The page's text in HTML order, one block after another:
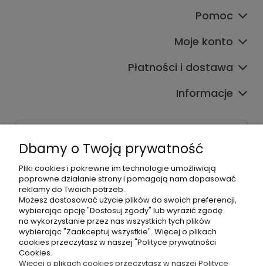
Pomoc
Moje konto
Płatności i dostawa
Informacje
Godziny czynnej infolinii
Pon.-Pt. 9:00-17:00
Telefon:
+48500660700
E-mail:
biuro@hurtowniahellonails.pl
Dbamy o Twoją prywatność
Pliki cookies i pokrewne im technologie umożliwiają
poprawne działanie strony i pomagają nam dopasować
reklamy do Twoich potrzeb.
Możesz dostosować użycie plików do swoich preferencji,
wybierając opcję "Dostosuj zgody" lub wyrazić zgodę
na wykorzystanie przez nas wszystkich tych plików
wybierając "Zaakceptuj wszystkie". Więcej o plikach
cookies przeczytasz w naszej "Polityce prywatności
Cookies.
Więcej o plikach cookies przeczytasz w naszej Polityce